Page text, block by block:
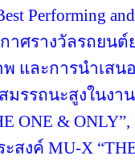
Performing
าศรางวัลรถยน
และการนำเสน
มรรถนะสูงในง
ONE &
สงค์ MU-X